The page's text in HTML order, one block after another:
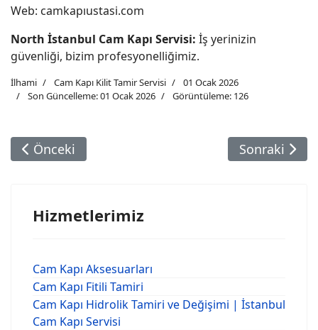
Web: camkapıustasi.com
North İstanbul Cam Kapı Servisi: İş yerinizin
güvenliği, bizim profesyonelliğimiz.
İlhami Cam Kapı Kilit Tamir Servisi
01 Ocak 2026
Son Güncelleme: 01 Ocak 2026
Görüntüleme: 126
Önceki Makale: Bağcılar Cam Kapı Kilit Servisi
Önceki Sonraki
Sonraki
Hizmetlerimiz
Cam Kapı Aksesuarları
Cam Kapı Fitili Tamiri
Cam Kapı Hidrolik Tamiri ve Değişimi | İstanbul
Cam Kapı Servisi